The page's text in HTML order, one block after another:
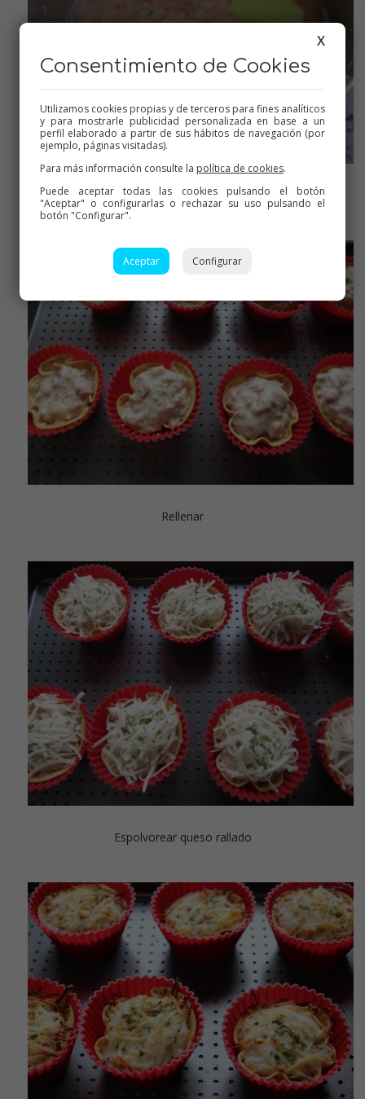
Ya espesa la bechamel
Rellenar
Espolvorear queso rallado
X
Consentimiento de Cookies
Utilizamos cookies propias y de terceros para fines analíticos
y para mostrarle publicidad personalizada en base a un
perfil elaborado a partir de sus hábitos de navegación (por
ejemplo, páginas visitadas).
Para más información consulte la política de cookies.
Puede aceptar todas las cookies pulsando el botón
"Aceptar" o configurarlas o rechazar su uso pulsando el
botón "Configurar".
Aceptar Configurar